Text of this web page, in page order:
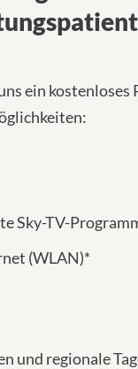
ein kostenloses
Sky-TV-
(WLAN)*
und regionale